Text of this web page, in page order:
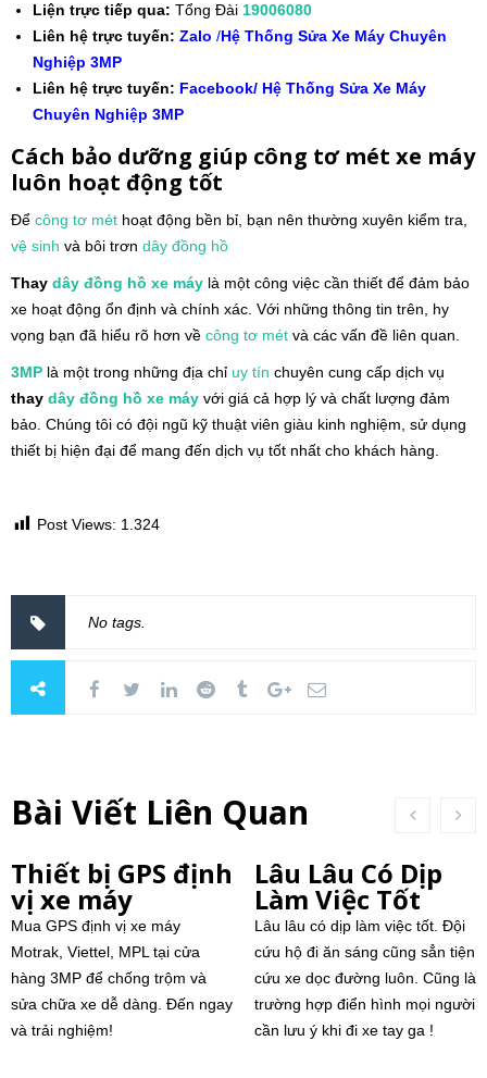
Liện trực tiếp qua: Tổng Đài 19006080
Liên hệ trực tuyến: Zalo /Hệ Thống Sửa Xe Máy Chuyên
Nghiệp 3MP
Liên hệ trực tuyến: Facebook/ Hệ Thống Sửa Xe Máy
Chuyên Nghiệp 3MP
Cách bảo dưỡng giúp công tơ mét xe máy
luôn hoạt động tốt
Để công tơ mét hoạt động bền bỉ, bạn nên thường xuyên kiểm tra,
vệ sinh và bôi trơn dây đồng hồ
Thay dây đồng hồ xe máy là một công việc cần thiết để đảm bảo
xe hoạt động ổn định và chính xác. Với những thông tin trên, hy
vọng bạn đã hiểu rõ hơn về công tơ mét và các vấn đề liên quan.
3MP là một trong những địa chỉ uy tín chuyên cung cấp dịch vụ
thay dây đồng hồ xe máy với giá cả hợp lý và chất lượng đảm
bảo. Chúng tôi có đội ngũ kỹ thuật viên giàu kinh nghiệm, sử dụng
thiết bị hiện đại để mang đến dịch vụ tốt nhất cho khách hàng.
Post Views: 1.324
No tags.
Bài Viết Liên Quan
Thiết bị GPS định
vị xe máy
Mua GPS định vị xe máy
Motrak, Viettel, MPL tại cửa
hàng 3MP để chống trộm và
sửa chữa xe dễ dàng. Đến ngay
và trải nghiệm!
Lâu Lâu Có Dịp
Làm Việc Tốt
Lâu lâu có dịp làm việc tốt. Đội
cứu hộ đi ăn sáng cũng sẳn tiện
cứu xe dọc đường luôn. Cũng là
trường hợp điển hình mọi người
cần lưu ý khi đi xe tay ga !